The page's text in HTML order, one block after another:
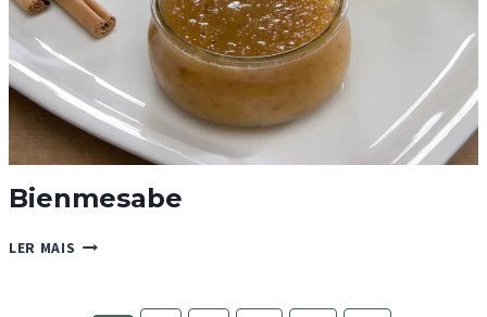
Bienmesabe
LER MAIS BIENMESABE